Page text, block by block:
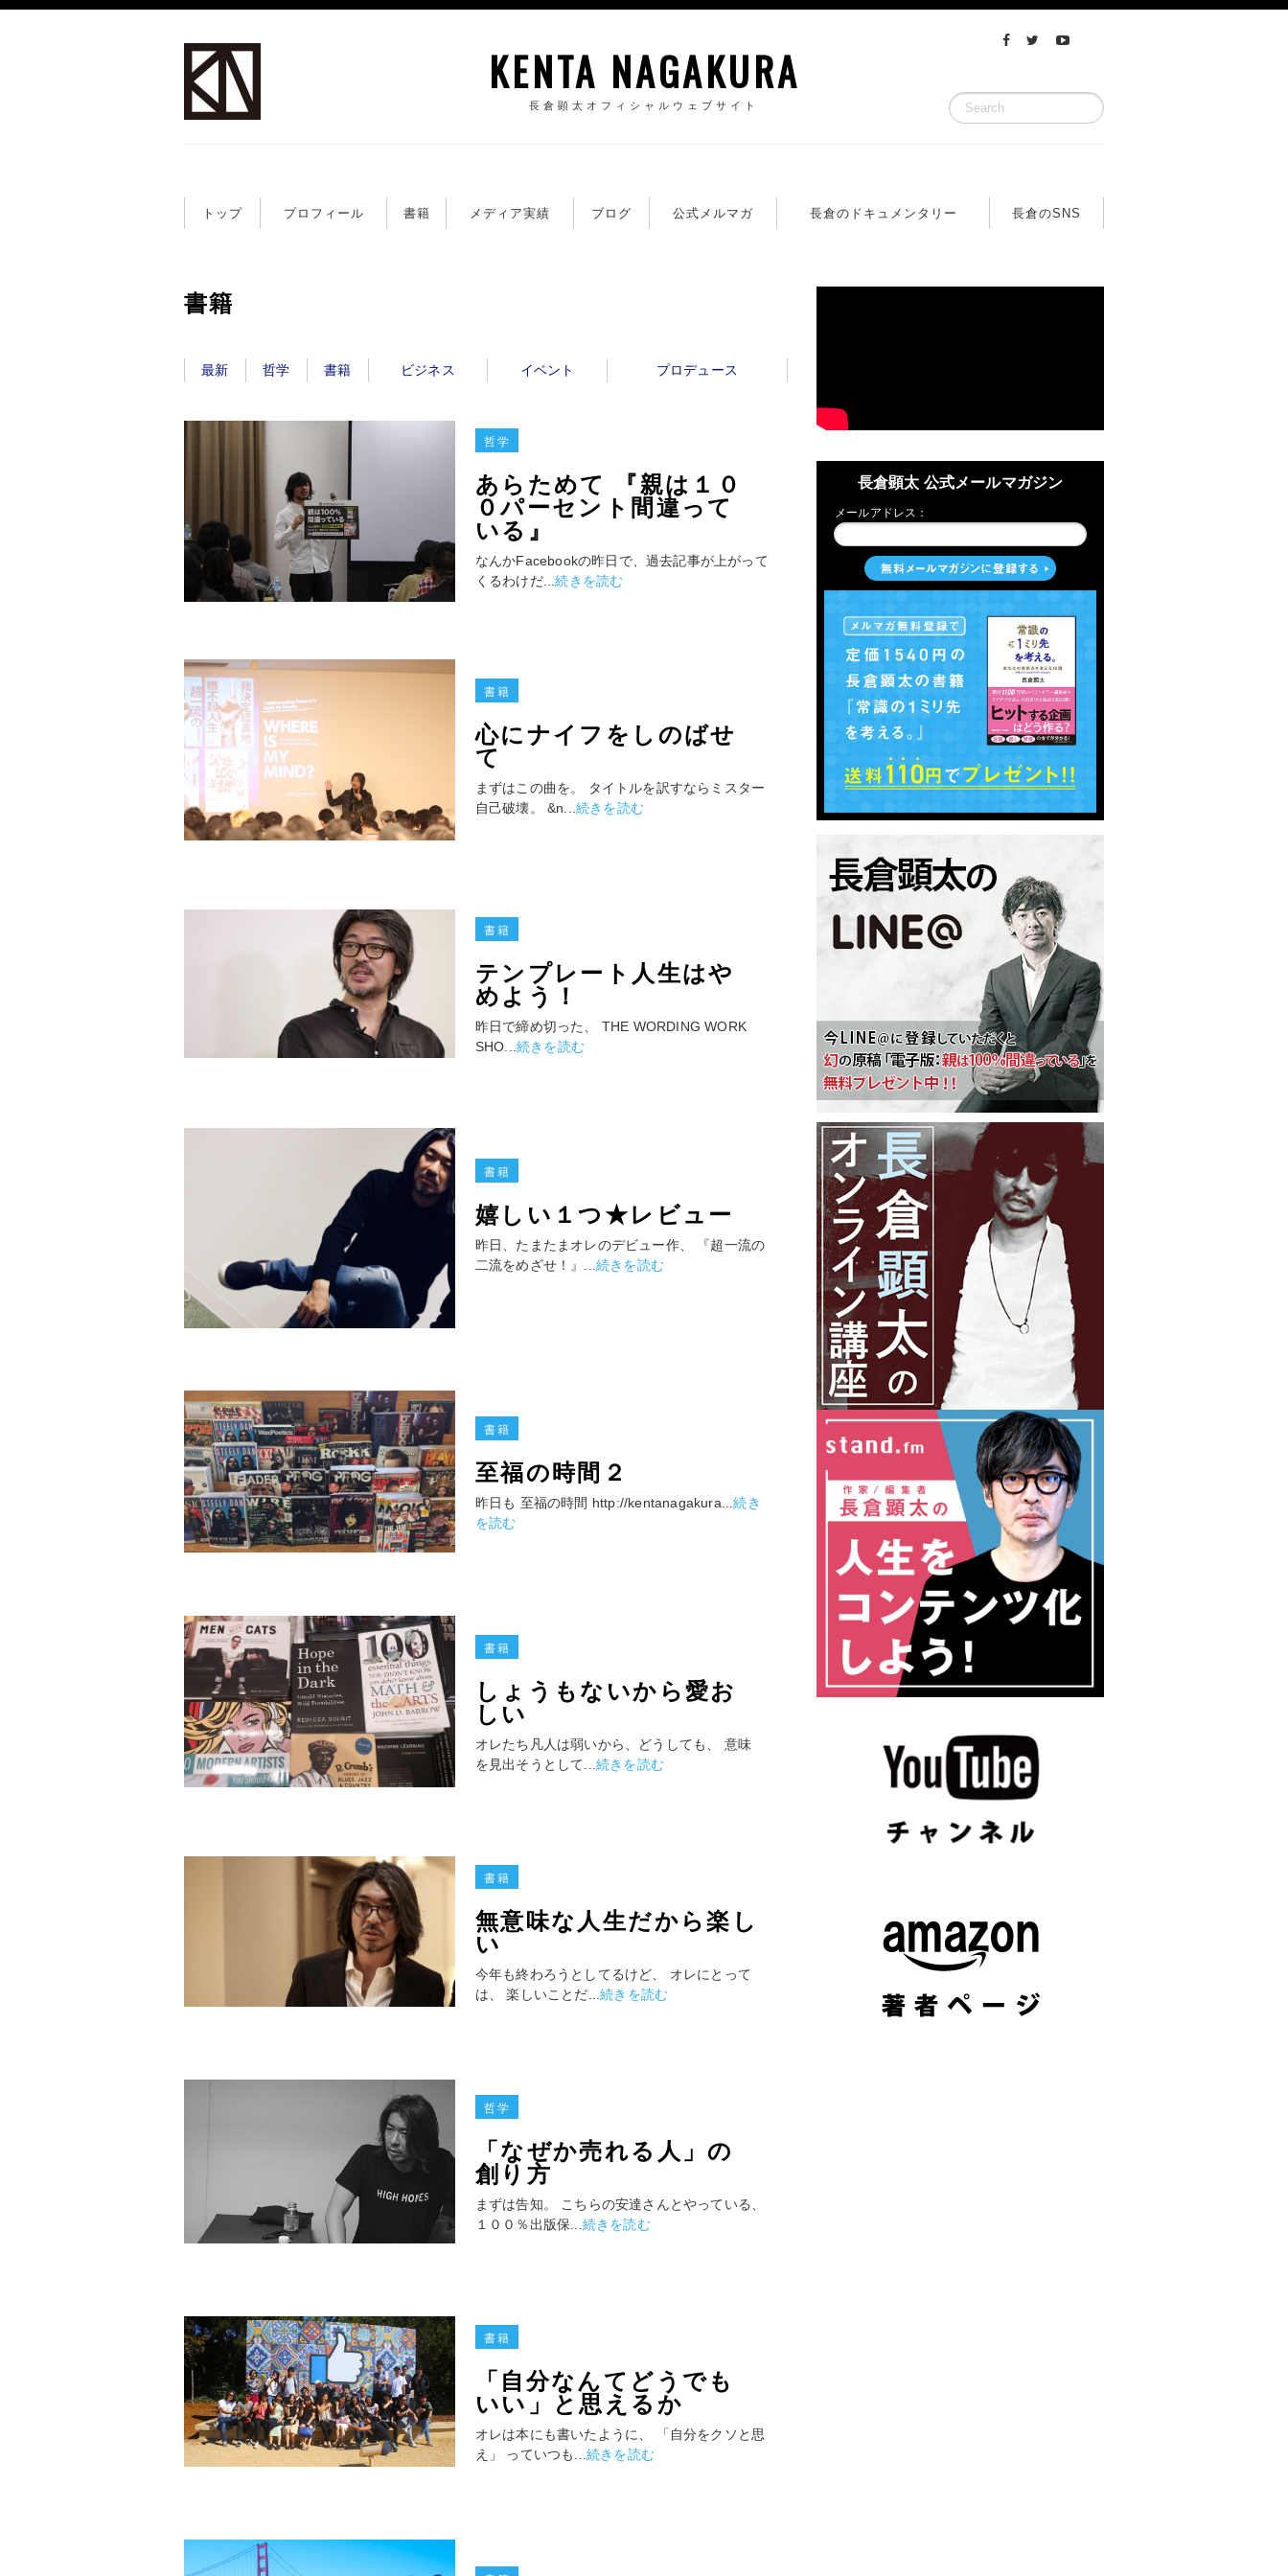
KENTA NAGAKURA
長倉顕太オフィシャルウェブサイト
トップ プロフィール 書籍 メディア実績 ブログ 公式メルマガ 長倉のドキュメンタリー 長倉のSNS
書籍
最新 哲学 書籍 ビジネス イベント プロデュース
哲学
あらためて 『親は１０
０パーセント間違って
いる』
なんかFacebookの昨日で、過去記事が上がって
くるわけだ...続きを読む
書籍
心にナイフをしのばせ
て
まずはこの曲を。 タイトルを訳すならミスター
自己破壊。 &n... 続きを読む
書籍
テンプレート人生はや
めよう！
昨日で締め切った、 THE WORDING WORK
SHO... 続きを読む
書籍
嬉しい１つ★レビュー
昨日、たまたまオレのデビュー作、 『超一流の
二流をめざせ！』... 続きを読む
書籍
至福の時間２
昨日も 至福の時間 http://kentanagakura...続き
を読む
書籍
しょうもないから愛お
しい
オレたち凡人は弱いから、どうしても、 意味
を見出そうとして... 続きを読む
書籍
無意味な人生だから楽し
い
今年も終わろうとしてるけど、 オレにとって
は、 楽しいことだ...続きを読む
哲学
「なぜか売れる人」の
創り方
まずは告知。 こちらの安達さんとやっている、
１００％出版保... 続きを読む
書籍
「自分なんてどうでも
いい」と思えるか
オレは本にも書いたように、 「自分をクソと思
え」 っていつも... 続きを読む
長倉顕太 公式メールマガジン
メールアドレス：